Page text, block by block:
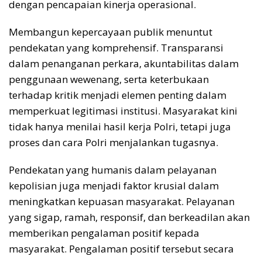
dengan pencapaian kinerja operasional.
Membangun kepercayaan publik menuntut
pendekatan yang komprehensif. Transparansi
dalam penanganan perkara, akuntabilitas dalam
penggunaan wewenang, serta keterbukaan
terhadap kritik menjadi elemen penting dalam
memperkuat legitimasi institusi. Masyarakat kini
tidak hanya menilai hasil kerja Polri, tetapi juga
proses dan cara Polri menjalankan tugasnya.
Pendekatan yang humanis dalam pelayanan
kepolisian juga menjadi faktor krusial dalam
meningkatkan kepuasan masyarakat. Pelayanan
yang sigap, ramah, responsif, dan berkeadilan akan
memberikan pengalaman positif kepada
masyarakat. Pengalaman positif tersebut secara